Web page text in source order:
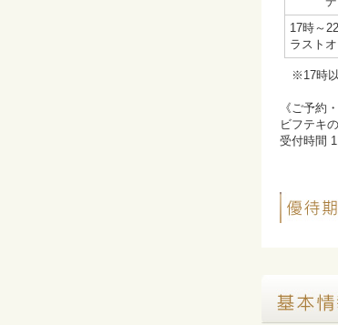
17時～
ラスト
※17時以
《ご予約
ビフテキ
受付時間